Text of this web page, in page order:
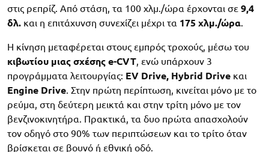
στις ρεπρίζ. Από στάση, τα 100 χλμ./ώρα έρχονται σε 9,4
δλ. και η επιτάχυνση συνεχίζει μέχρι τα 175 χλμ./ώρα
Η κίνηση μεταφέρεται στους εμπρός τροχούς, μέσω του
κιβωτίου μιας σχέσης e-CVT , ενώ υπάρχουν 3
προγράμματα λειτουργίας: EV Drive, Hybrid Drive και
Engine Drive . Στην πρώτη περίπτωση, κινείται μόνο με το
ρεύμα, στη δεύτερη μεικτά και στην τρίτη μόνο με τον
βενζινοκινητήρα. Πρακτικά, τα δυο πρώτα απασχολούν
τον οδηγό στο 90% των περιπτώσεων και το τρίτο όταν
βρίσκεται σε βουνό ή εθνική οδό.